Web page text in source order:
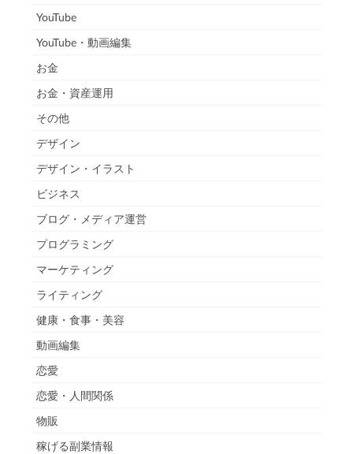
YouTube
YouTube・動画編集
お金
お金・資産運用
その他
デザイン
デザイン・イラスト
ビジネス
ブログ・メディア運営
プログラミング
マーケティング
ライティング
健康・食事・美容
動画編集
恋愛
恋愛・人間関係
物販
稼げる副業情報